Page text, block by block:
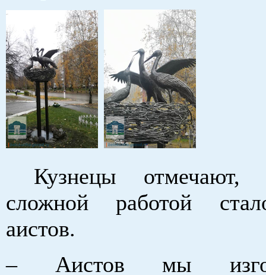
Кузнецы отмечают,
сложной работой
аистов.
– Аистов мы